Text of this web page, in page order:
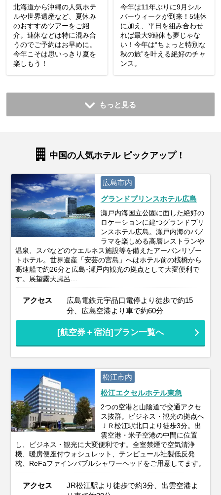
北海道から沖縄の人気ホテ
ルや世界遺産など、夏休み
のおすすめツアーをご紹
介。連休などは特に混み合
うのでご予約はお早めに。
今年こそは思いっきり夏を
楽しもう！
今年は11年ぶりに9月シル
バーウィークが到来！5連休
に加え、平日を組み合わせ
れば最大9連休も夢じゃな
い！今年は“ちょっと特別な
秋の旅”を叶える絶好のチャ
ンス。
もっと見る
中国の人気ホテル ピックアップ！
広島市内
グランドプリンスホテル広島
瀬戸内海国立公園に面した絶好の
ロケーションに建つグランドプリ
ンスホテル広島。瀬戸内海のパノ
ラマを楽しめる高層レストランや
温泉、スパなどのウエルネス施設等を備えたアーバンリゾー
トホテル。世界遺産「安芸の宮島」へはホテル前の桟橋から
高速船で約26分と広島･瀬戸内観光の拠点として大変便利で
す。展望露天風呂…
アクセス
広島電鉄元宇品口電停より徒歩で約15
分、広島空港より車で約60分
[航空券＋宿泊]プラン一覧へ
松江市内
松江エクセルホテル東急
2つの空港と山陰道で交通アクセ
ス抜群。ビジネス・観光の拠点へ
ＪＲ松江駅北口より徒歩3分。出
雲空港・米子空港の中間に位置
し、ビジネス・観光に大変便利です。全室禁煙で空気清浄
機、暖房便座付ウォシュレット、テンピュール社製低反発
枕、ReFaファインバブルシャワーヘッドをご用意してます。
アクセス
JR松江駅より徒歩で約3分、出雲空港よ